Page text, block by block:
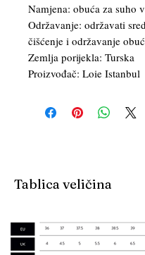
Namjena: obuća za suho
Održavanje: održavati
čišćenje i održavanje
Zemlja porijekla: Turska
Proizvođač: Loie Istanbul
Tablica veličina